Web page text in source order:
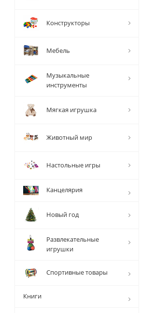
Конструкторы
Мебель
Музыкальные
инструменты
Мягкая игрушка
Животный мир
Настольные игры
Канцелярия
Новый год
Развлекательные
игрушки
Спортивные товары
Книги